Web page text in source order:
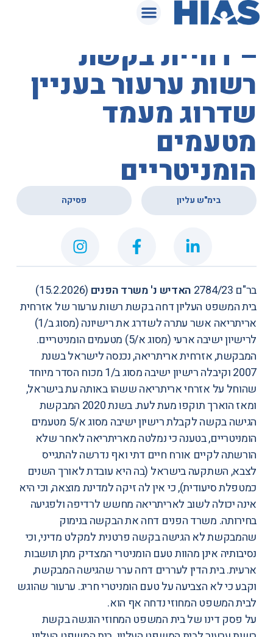
המאגר המשפטי
בית המשפט העליון
– דחיית בקשת
רשות ערעור בעניין
שדרוג מעמד
מטעמים
הומניטריים
בימ"ש עליון פסיקה
בר"ם 2784/23 האדיש נ' משרד הפנים (15.2.2026)
בית המשפט העליון דחה בקשת רשות ערעור של אזרחית
אריתריאה אשר עתרה לשדרג את רישיונה (מסוג ב/1)
לרישיון ישיבה ארעי (מסוג א/5) מטעמים הומניטריים.
המבקשת, אזרחית אריתריאה, נכנסה לישראל בשנת
2007 וקיבלה רישיון ישיבה מסוג ב/1 מכוח הסדר מיוחד
שהוחל על אזרחי אריתריאה ששהו באותה עת בישראל,
ומאז הוארך תוקפו מעת לעת. בשנת 2020 המבקשת
הגישה בקשה לקבלת רישיון ישיבה מסוג א/5 מטעמים
הומניטריים, בטענה כי נמלטה מאריתריאה לאחר שלא
הורשתה לקיים אורח חיים דתי ואף נדרשה להתגייס
לצבא, השתקעה בישראל (בה היא עובדת לאורך השנים
כמטפלת סיעודית), כי אין לה זיקה למדינת מוצאה, וכי היא
אינה יכולה לשוב לאריתריאה מחשש לרדיפה ולפגיעה
בחירותה. משרד הפנים דחה את הבקשה בנימוק
שהמבקשת לא הגישה בקשה פרטנית למקלט מדיני, וכי
נסיבותיה אינן מהוות טעם הומניטרי המצדיק מתן תושבות
ארעית. בית הדין לעררים דחה ערר שהגישה המבקשת,
וקבע כי לא הצביעה על טעם הומניטרי חריג. ערעור שהוגש
לבית המשפט המחוזי נדחה אף הוא.
על פסק דינו של בית המשפט המחוזי הוגשה בקשת